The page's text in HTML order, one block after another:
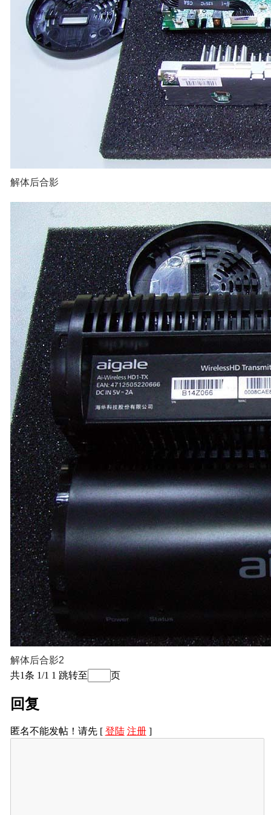
解体后合影
解体后合影2
共1条 1/1 1 跳转至 页
回复
匿名不能发帖！请先 [ 登陆 注册]